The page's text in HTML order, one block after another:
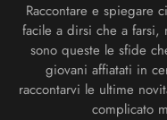
Raccontare e spiegare
facile a dirsi che a farsi,
sono queste le sfide
giovani affiatati in
raccontarvi le ultime
complicato